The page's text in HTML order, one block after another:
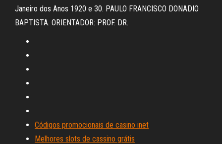
Janeiro dos Anos 1920 e 30. PAULO FRANCISCO DONADIO
BAPTISTA. ORIENTADOR: PROF. DR.
Códigos promocionais de casino inet
Melhores slots de cassino grátis